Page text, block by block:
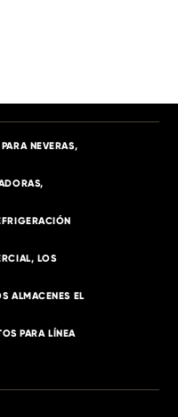
NEVERAS,
LOS
ALMACENES EL
PARA LÍNEA